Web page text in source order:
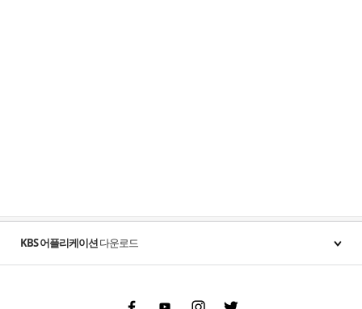
KBS 어플리케이션다운로드
FacebookYoutubeInstgram Twitter